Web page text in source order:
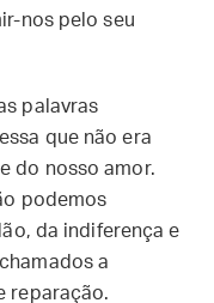
nos pelo seu
palavras
que não era
do nosso amor.
podemos
da indiferença e
a
reparação.